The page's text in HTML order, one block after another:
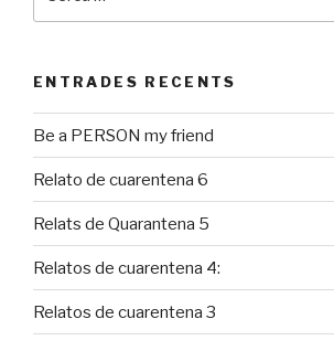
ENTRADES RECENTS
Be a PERSON my friend
Relato de cuarentena 6
Relats de Quarantena 5
Relatos de cuarentena 4:
Relatos de cuarentena 3